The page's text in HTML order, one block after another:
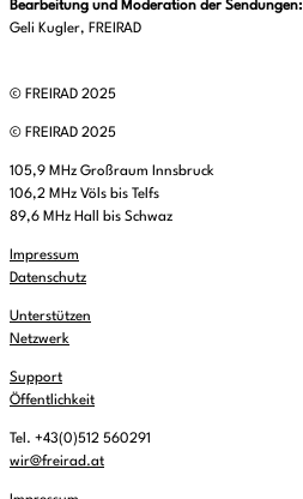
Bearbeitung und Moderation der Sendungen:
Geli Kugler, FREIRAD
© FREIRAD 2025
© FREIRAD 2025
105,9 MHz Großraum Innsbruck
106,2 MHz Völs bis Telfs
89,6 MHz Hall bis Schwaz
Impressum
Datenschutz
Unterstützen
Netzwerk
Support
Öffentlichkeit
Tel. +43(0)512 560291
wir@freirad.at